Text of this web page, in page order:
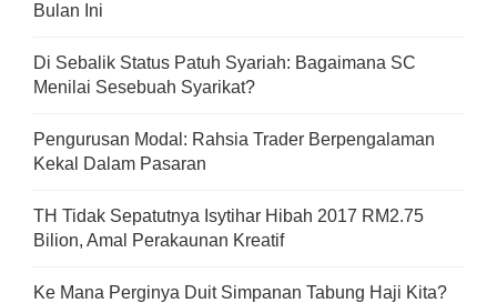
Bulan Ini
Di Sebalik Status Patuh Syariah: Bagaimana SC
Menilai Sesebuah Syarikat?
Pengurusan Modal: Rahsia Trader Berpengalaman
Kekal Dalam Pasaran
TH Tidak Sepatutnya Isytihar Hibah 2017 RM2.75
Bilion, Amal Perakaunan Kreatif
Ke Mana Perginya Duit Simpanan Tabung Haji Kita?